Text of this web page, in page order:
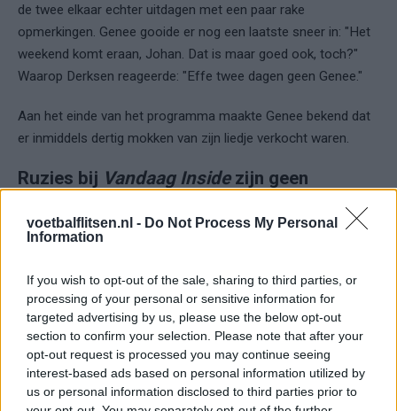
voetbalflitsen.nl - Do Not Process My Personal
Information
If you wish to opt-out of the sale, sharing to third parties, or
processing of your personal or sensitive information for
targeted advertising by us, please use the below opt-out
section to confirm your selection. Please note that after your
opt-out request is processed you may continue seeing
interest-based ads based on personal information utilized by
us or personal information disclosed to third parties prior to
de twee elkaar echter uitdagen met een paar rake
opmerkingen. Genee gooide er nog een laatste sneer in: "Het
weekend komt eraan, Johan. Dat is maar goed ook, toch?"
Waarop Derksen reageerde: "Effe twee dagen geen Genee."
Aan het einde van het programma maakte Genee bekend dat
er inmiddels dertig mokken van zijn liedje verkocht waren.
Ruzies bij Vandaag Insidezijn geen
Dit soort confrontaties zijn niet nieuw bij
loop der jaren vaker met elkaar in conflict gekomen tijdens
live-uitzendingen. Recentelijk botste Derksen nog met Van der
Gijp en haalde hij fel uit naar het “kutprogramma” waar hij in
zat. Net als bij eerdere ruzies, waaiden ook die conflicten
weer over. De drie mannen hebben een contract dat deze
zomer afloopt, en het blijft voorlopig onduidelijk of de